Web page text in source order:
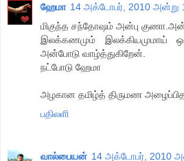
ஹேமா 14 அக்டோபர், 2010 அன்று
மிகுந்த சந்தோஷம் அன்பு
இலக்கணமும் இலக்கியமுமாய்
அன்போடு வாழ்த்துகிறேன்.
நட்போடு ஹேமா
அழகான தமிழ்த் திருமண
பதிலளி
வால்பையன் 14 அக்டோபர், 2010